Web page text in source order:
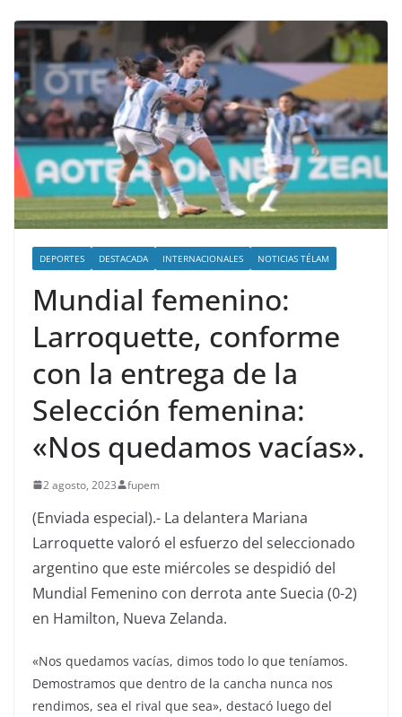
DEPORTES DESTACADA INTERNACIONALES NOTICIAS TÉLAM
Mundial femenino:
Larroquette, conforme
con la entrega de la
Selección femenina:
«Nos quedamos vacías».
2 agosto, 2023 fupem
(Enviada especial).- La delantera Mariana
Larroquette valoró el esfuerzo del seleccionado
argentino que este miércoles se despidió del
Mundial Femenino con derrota ante Suecia (0-2)
en Hamilton, Nueva Zelanda.
«Nos quedamos vacías, dimos todo lo que teníamos.
Demostramos que dentro de la cancha nunca nos
rendimos, sea el rival que sea», destacó luego del